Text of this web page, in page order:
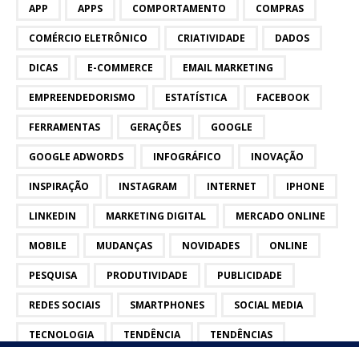
APP APPS COMPORTAMENTO COMPRAS
COMÉRCIO ELETRÔNICO CRIATIVIDADE DADOS
DICAS E-COMMERCE EMAIL MARKETING
EMPREENDEDORISMO ESTATÍSTICA FACEBOOK
FERRAMENTAS GERAÇÕES GOOGLE
GOOGLE ADWORDS INFOGRÁFICO INOVAÇÃO
INSPIRAÇÃO INSTAGRAM INTERNET IPHONE
LINKEDIN MARKETING DIGITAL MERCADO ONLINE
MOBILE MUDANÇAS NOVIDADES ONLINE
PESQUISA PRODUTIVIDADE PUBLICIDADE
REDES SOCIAIS SMARTPHONES SOCIAL MEDIA
TECNOLOGIA TENDÊNCIA TENDÊNCIAS